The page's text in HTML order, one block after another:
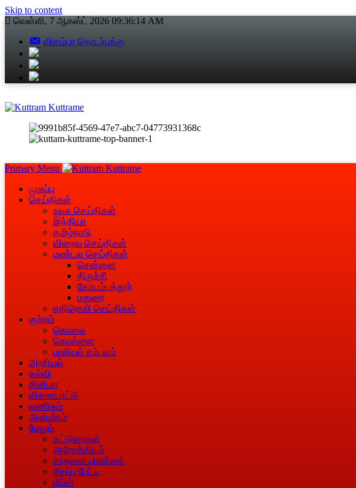
Skip to content
வெள்ளி, 7 ஆகஸ்ட் 2026 09:36:15 AM
விளம்பர தொடர்புக்கு
Primary Menu
முகப்பு
செய்திகள்
உலக செய்திகள்
இந்தியா
தமிழ்நாடு
விரைவு செய்திகள்
மண்டல செய்திகள்
சென்னை
திருச்சி
கோயம்புத்தூர்
மதுரை
எதிரொலி செய்திகள்
குற்றம்
கொலை
கொள்ளை
பாலியல் சம்பவம்
அரசியல்
கல்வி
சினிமா
விளையாட்டு
வணிகம்
ஆன்மீகம்
மேலும்
கட்டுரைகள்
ஆரோக்கியம்
சாதனையாளா்கள்
சிறப்பு பேட்டி
மீம்ஸ்